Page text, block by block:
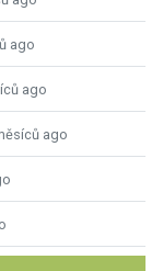
ago
ago
ago